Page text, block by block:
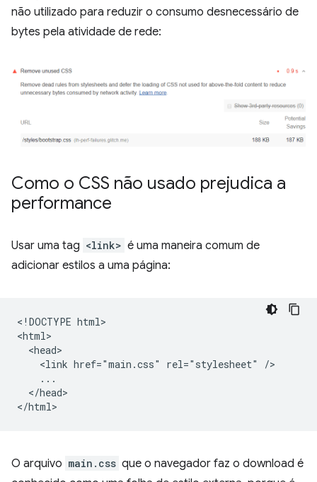
não utilizado para reduzir o consumo desnecessário de
bytes pela atividade de rede:
Como o CSS não usado prejudica a
performance
Usar uma tag <link> é uma maneira comum de
adicionar estilos a uma página:
<!DOCTYPE html>
<html>
  <head>
    <link href="main.css" rel="stylesheet" />
    ...
  </head>
O arquivo main.css que o navegador faz o download é